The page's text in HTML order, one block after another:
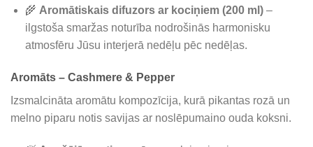
🌾 Aromātiskais difuzors ar kociņiem (200 ml)–
ilgstoša smaržas noturība nodrošinās harmonisku
atmosfēru Jūsu interjerā nedēļu pēc nedēļas.
Aromāts – Cashmere & Pepper
Izsmalcināta aromātu kompozīcija, kurā pikantas rozā un
melno piparu notis savijas ar noslēpumaino ouda koksni.